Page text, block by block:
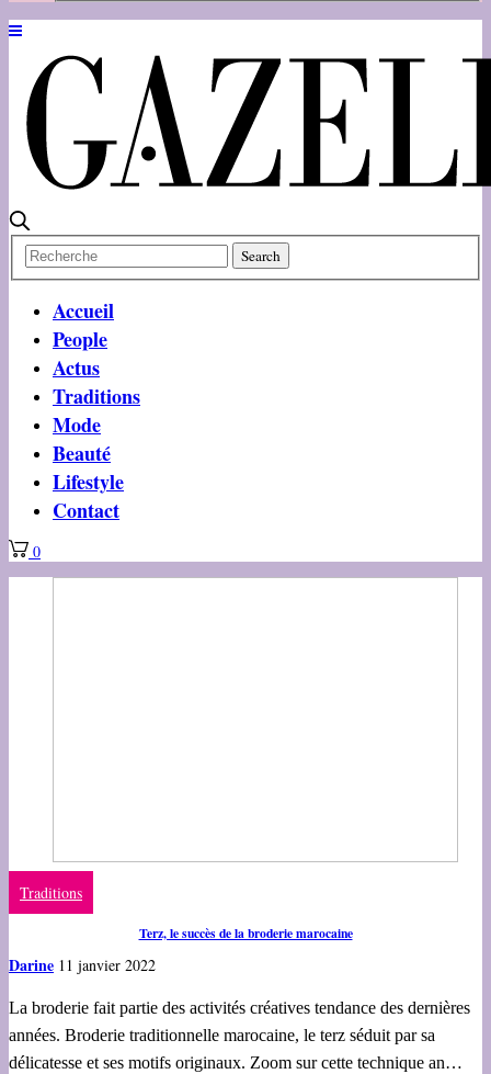
Accueil
People
Actus
Traditions
Mode
Beauté
Lifestyle
Contact
0
Traditions
Terz, le succès de la broderie marocaine
Darine 11 janvier 2022
La broderie fait partie des activités créatives tendance des dernières
années. Broderie traditionnelle marocaine, le terz séduit par sa
délicatesse et ses motifs originaux. Zoom sur cette technique an…